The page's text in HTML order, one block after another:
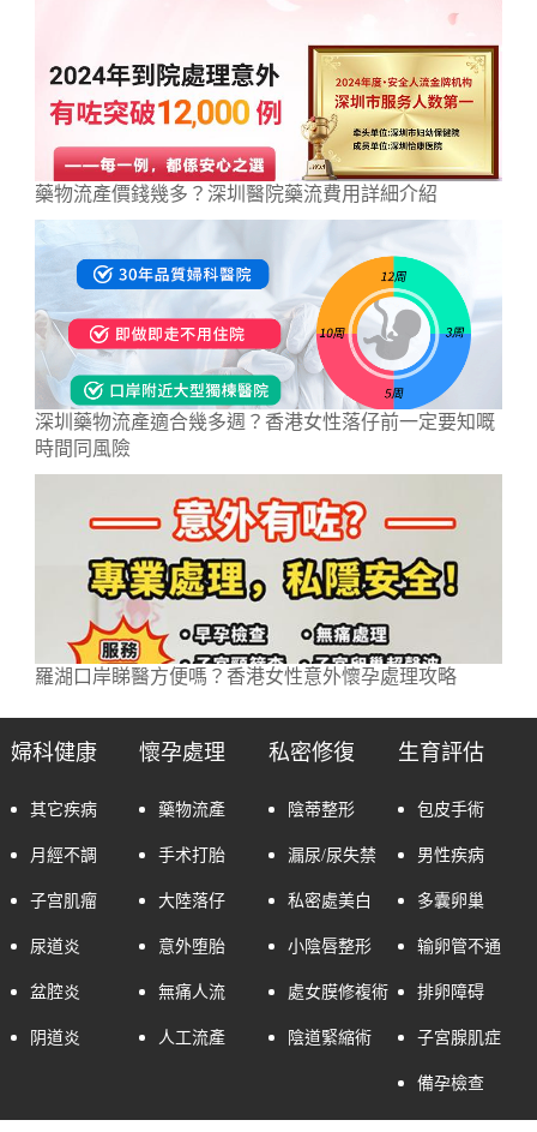
藥物流產價錢幾多？深圳醫院藥流費用詳細介紹
深圳藥物流產適合幾多週？香港女性落仔前一定要知嘅
時間同風險
羅湖口岸睇醫方便嗎？香港女性意外懷孕處理攻略
婦科健康
其它疾病
月經不調
子宫肌瘤
尿道炎
盆腔炎
阴道炎
懷孕處理
藥物流產
手术打胎
大陸落仔
意外堕胎
無痛人流
人工流產
私密修復
陰蒂整形
漏尿/尿失禁
私密處美白
小陰唇整形
處女膜修複術
陰道緊縮術
生育評估
包皮手術
男性疾病
多囊卵巢
输卵管不通
排卵障碍
子宮腺肌症
備孕檢查